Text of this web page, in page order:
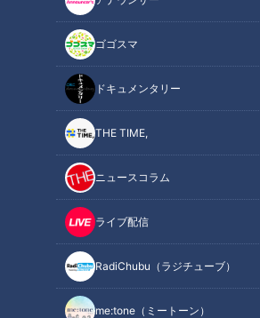
ゴゴスマ
ドキュメンタリー
THE TIME,
ニュースコラム
ライブ配信
RadiChubu（ラジチューブ）
me:tone（ミートーン）
記事に戻る
この記事を見たあなたへのおすすめ